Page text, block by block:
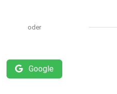
oder
Google